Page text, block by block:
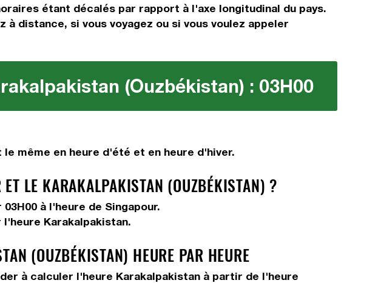
étant décalés par rapport à l'axe longitudinal du pays.
distance, si vous voyagez ou si vous voulez appeler
(Ouzbékistan) : 03H00
même en heure d'été et en heure d'hiver.
LE KARAKALPAKISTAN (OUZBÉKISTAN) ?
à l'heure de Singapour.
Karakalpakistan.
(OUZBÉKISTAN) HEURE PAR HEURE
à calculer l'heure Karakalpakistan à partir de l'heure